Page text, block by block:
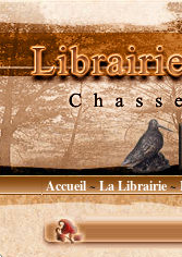
Accueil~La Librairie~